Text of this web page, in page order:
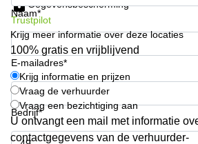
Antwerpen
Locaux
commerciaux
à louer en
Bruxelles
Kantoor
te huur
in Sint-
Niklaas
Naam*
E-mailadres*
Bedrijf*
Gegevensbescherming
Trustpilot
Krijg meer informatie over deze locaties
100% gratis en vrijblijvend
Krijg informatie en prijzen
Vraag de verhuurder
Vraag een bezichtiging aan
U ontvangt een mail met informatie
contactgegevens van de verhuurder-